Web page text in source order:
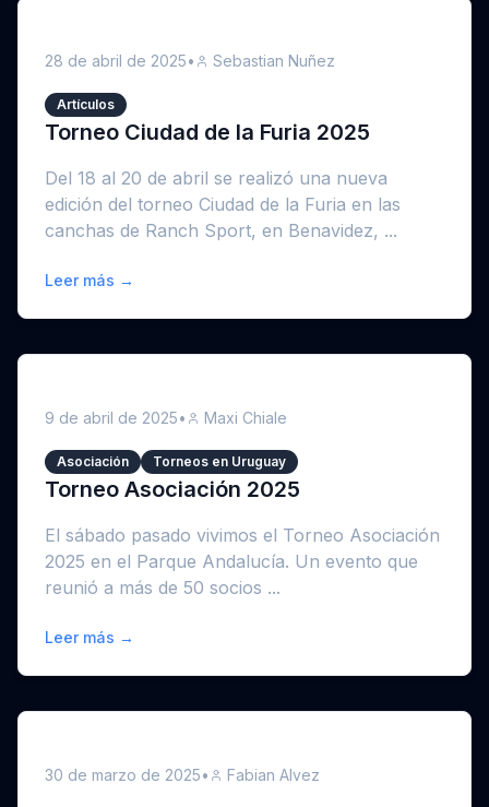
28 de abril de 2025• Sebastian Nuñez
Artículos
Torneo Ciudad de la Furia 2025
Del 18 al 20 de abril se realizó una nueva
edición del torneo Ciudad de la Furia en las
canchas de Ranch Sport, en Benavidez, ...
Leer más →
9 de abril de 2025• Maxi Chiale
Asociación Torneos en Uruguay
Torneo Asociación 2025
El sábado pasado vivimos el Torneo Asociación
2025 en el Parque Andalucía. Un evento que
reunió a más de 50 socios ...
Leer más →
30 de marzo de 2025• Fabian Alvez